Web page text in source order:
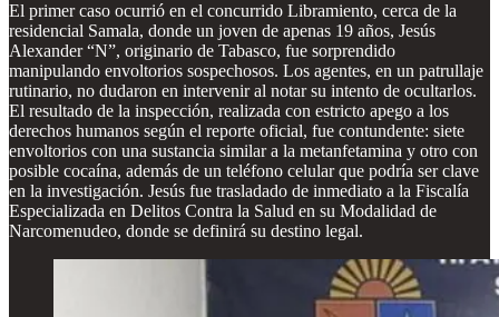
El primer caso ocurrió en el concurrido Libramiento, cerca de la
residencial Samala, donde un joven de apenas 19 años, Jesús
Alexander “N”, originario de Tabasco, fue sorprendido
manipulando envoltorios sospechosos. Los agentes, en un patrullaje
rutinario, no dudaron en intervenir al notar su intento de ocultarlos.
El resultado de la inspección, realizada con estricto apego a los
derechos humanos según el reporte oficial, fue contundente: siete
envoltorios con una sustancia similar a la metanfetamina y otro con
posible cocaína, además de un teléfono celular que podría ser clave
en la investigación. Jesús fue trasladado de inmediato a la Fiscalía
Especializada en Delitos Contra la Salud en su Modalidad de
Narcomenudeo, donde se definirá su destino legal.